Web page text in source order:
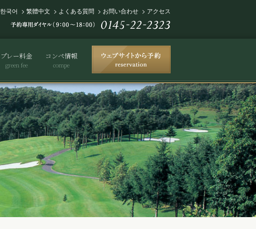
한국어 > 繁體中文 > よくある質問 > お問い合わせ > アクセス
プレー料金
green fee
コンペ情報
compe